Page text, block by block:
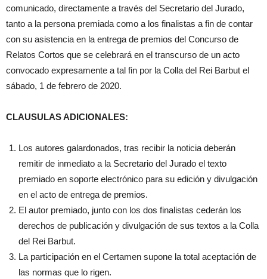
comunicado, directamente a través del Secretario del Jurado,
tanto a la persona premiada como a los finalistas a fin de contar
con su asistencia en la entrega de premios del Concurso de
Relatos Cortos que se celebrará en el transcurso de un acto
convocado expresamente a tal fin por la Colla del Rei Barbut el
sábado, 1 de febrero de 2020.
CLAUSULAS ADICIONALES:
Los autores galardonados, tras recibir la noticia deberán
remitir de inmediato a la Secretario del Jurado el texto
premiado en soporte electrónico para su edición y divulgación
en el acto de entrega de premios.
El autor premiado, junto con los dos finalistas cederán los
derechos de publicación y divulgación de sus textos a la Colla
del Rei Barbut.
La participación en el Certamen supone la total aceptación de
las normas que lo rigen.